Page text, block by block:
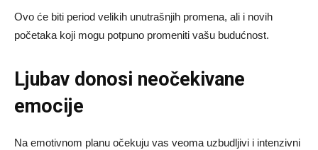
Ovo će biti period velikih unutrašnjih promena, ali i novih
početaka koji mogu potpuno promeniti vašu budućnost.
Ljubav donosi neočekivane
emocije
Na emotivnom planu očekuju vas veoma uzbudljivi i intenzivni